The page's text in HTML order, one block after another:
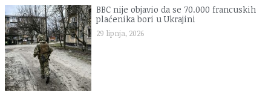
BBC nije objavio da se 70.000 francuskih
plaćenika bori u Ukrajini
29 lipnja, 2026